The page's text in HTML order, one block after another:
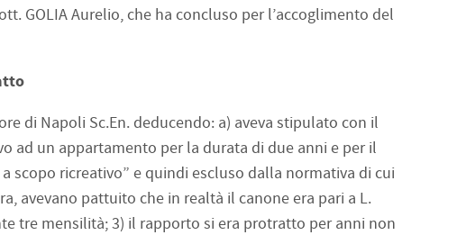
GOLIA Aurelio, che ha concluso per l’accoglimento del
di Napoli Sc.En. deducendo: a) aveva stipulato con il
ad un appartamento per la durata di due anni e per il
scopo ricreativo” e quindi escluso dalla normativa di cui
avevano pattuito che in realtà il canone era pari a L.
tre mensilità; 3) il rapporto si era protratto per anni non